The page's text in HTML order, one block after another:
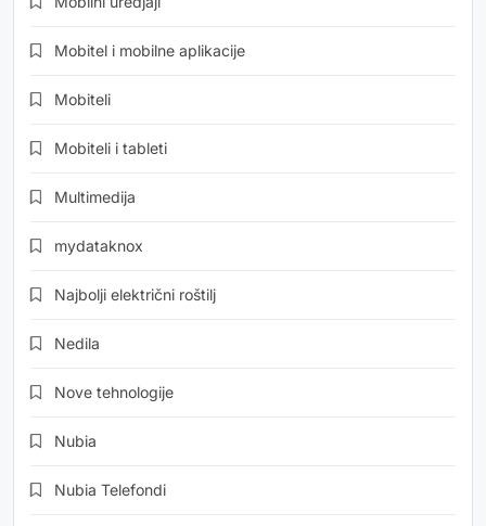
Mobitel i mobilne aplikacije
Mobiteli
Mobiteli i tableti
Multimedija
mydataknox
Najbolji električni roštilj
Nedila
Nove tehnologije
Nubia
Nubia Telefondi